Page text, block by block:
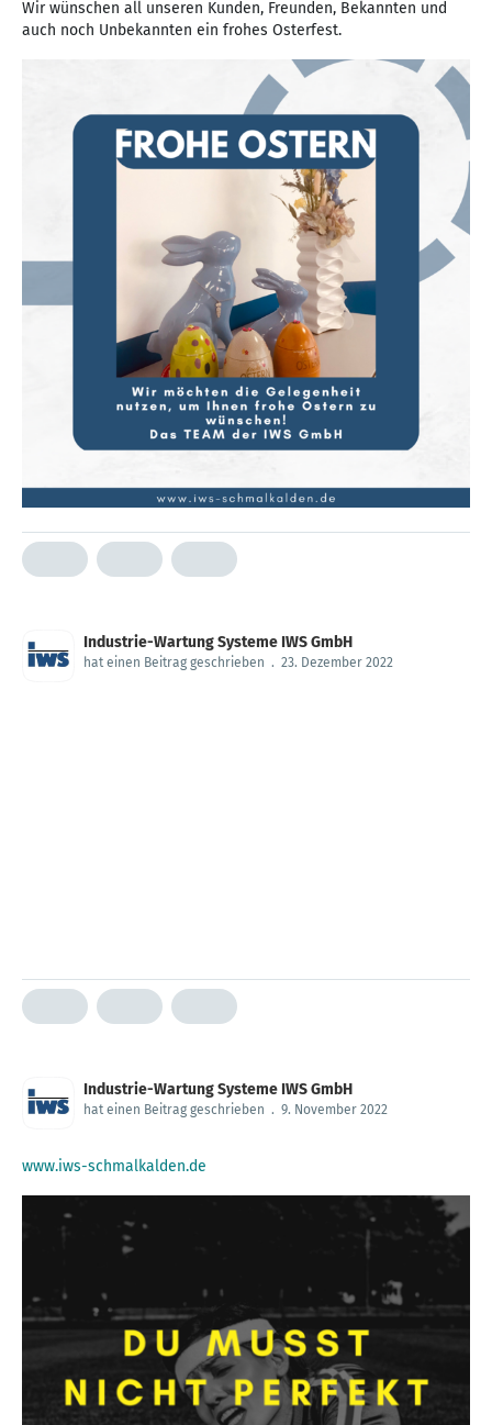
Wir wünschen all unseren Kunden, Freunden, Bekannten und
auch noch Unbekannten ein frohes Osterfest.
Industrie-Wartung Systeme IWS GmbH
hat einen Beitrag geschrieben . 23. Dezember 2022
Industrie-Wartung Systeme IWS GmbH
hat einen Beitrag geschrieben . 9. November 2022
www.iws-schmalkalden.de